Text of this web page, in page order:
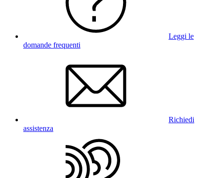
Leggi le
domande frequenti
Richiedi
assistenza